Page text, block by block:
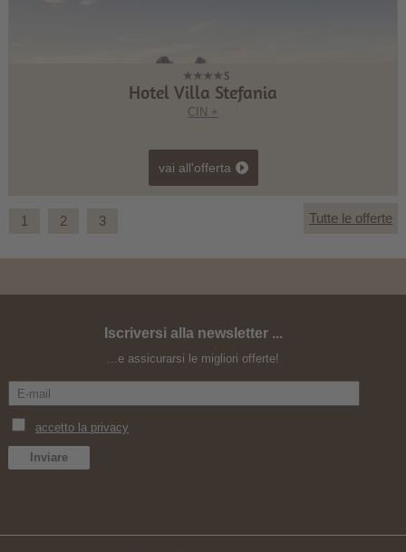
Hotel Villa Stefania
CIN +
Autunno relax -10%
vai all'offerta
1 2 3 Tutte le offerte
Iscriversi alla newsletter ...
...e assicurarsi le migliori offerte!